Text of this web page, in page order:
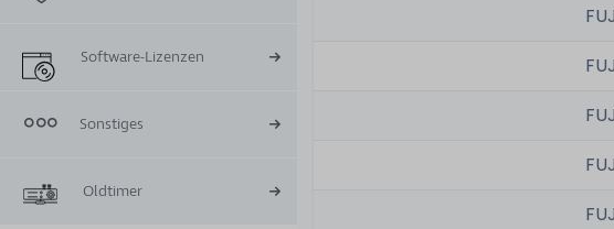
Software-Lizenzen
Sonstiges
Oldtimer